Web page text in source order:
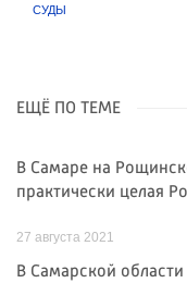
СУДЫ
ЕЩЁ ПО ТЕМЕ
В Самаре на
практически целая
27 августа 2021
В Самарской области